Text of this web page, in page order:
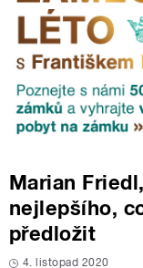
Marian
nejlepšího,
předložit
4. listopad 2020